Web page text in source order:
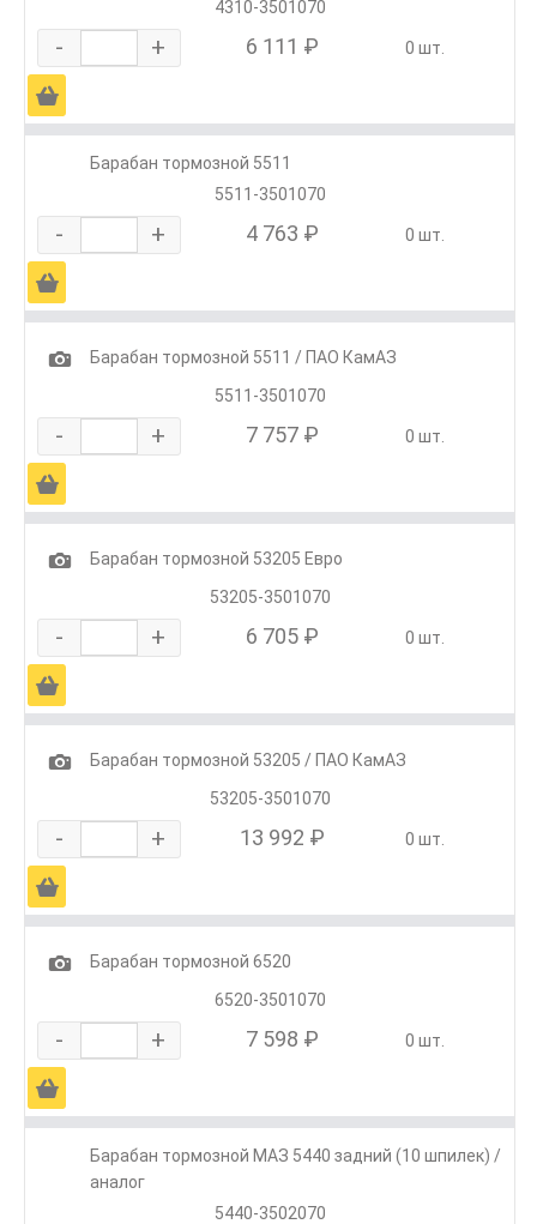
4310-3501070
- + 6 111 ₽ 0 шт.
Ä
Барабан тормозной 5511
5511-3501070
- + 4 763 ₽ 0 шт.
Ä
1
Барабан тормозной 5511 / ПАО КамАЗ
5511-3501070
- + 7 757 ₽ 0 шт.
Ä
1
Барабан тормозной 53205 Евро
53205-3501070
- + 6 705 ₽ 0 шт.
Ä
1
Барабан тормозной 53205 / ПАО КамАЗ
53205-3501070
- + 13 992 ₽ 0 шт.
Ä
1
Барабан тормозной 6520
6520-3501070
- + 7 598 ₽ 0 шт.
Ä
Барабан тормозной МАЗ 5440 задний (10 шпилек) /
аналог
5440-3502070